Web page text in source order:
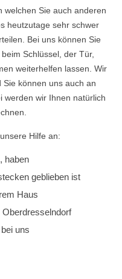
welchen Sie auch anderen
heutzutage sehr schwer
Bei uns können Sie
Schlüssel, der Tür,
weiterhelfen lassen. Wir
können uns auch an
werden wir Ihnen natürlich
Hilfe an:
haben
geblieben ist
Haus
uns